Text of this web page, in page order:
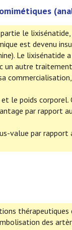
le
est devenu
Le lixisénatide
autre
le poids
par rapport
value par
des